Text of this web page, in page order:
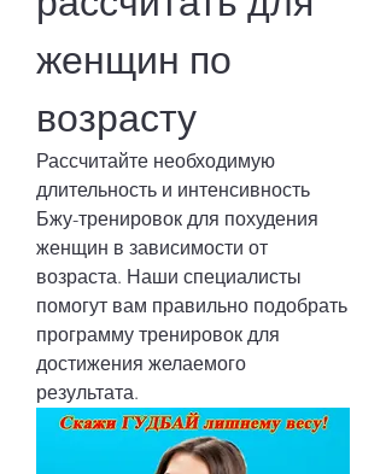
женщин по
возрасту
Рассчитайте необходимую
длительность и интенсивность
Бжу-тренировок для похудения
женщин в зависимости от
возраста. Наши специалисты
помогут вам правильно подобрать
программу тренировок для
достижения желаемого
результата.